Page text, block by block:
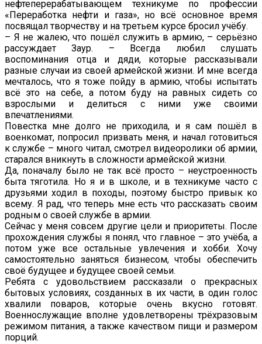
нефтеперерабатывающем техникуме по профессии
«Переработка нефти и газа», но всё основное время
посвящал творчеству и на третьем курсе бросил учёбу.
– Я не жалею, что пошёл служить в армию, – серьёзно
рассуждает Заур. – Всегда любил слушать
воспоминания отца и дяди, которые рассказывали
разные случаи из своей армейской жизни. И мне всегда
мечталось, что я тоже пойду в армию, чтобы испытать
всё это на себе, а потом буду на равных сидеть со
взрослыми и делиться с ними уже своими
впечатлениями.
Повестка мне долго не приходила, и я сам пошёл в
военкомат, попросил призвать меня, и начал готовиться
к службе – много читал, смотрел видеоролики об армии,
старался вникнуть в сложности армейской жизни.
Да, поначалу было не так всё просто – неустроенность
быта тяготила. Но я и в школе, и в техникуме часто с
друзьями ходил в походы, поэтому быстро привык ко
всему. Я рад, что теперь мне есть что рассказать своим
родным о своей службе в армии.
Сейчас у меня совсем другие цели и приоритеты. После
прохождения службы я понял, что главное – это учёба, а
потом уже все остальные увлечения и хобби. Хочу
самостоятельно заняться бизнесом, чтобы обеспечить
своё будущее и будущее своей семьи.
Ребята с удовольствием рассказали о прекрасных
бытовых условиях, созданных в их части, в один голос
хвалили поваров, которые очень вкусно готовят.
Военнослужащие вполне удовлетворены трёхразовым
режимом питания, а также качеством пищи и размером
порций.